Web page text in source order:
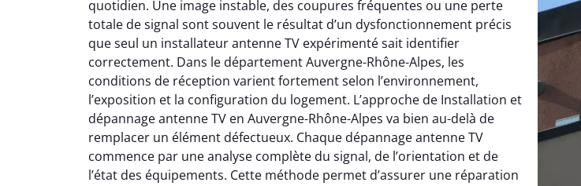
quotidien. Une image instable, des coupures fréquentes ou une perte
totale de signal sont souvent le résultat d’un dysfonctionnement précis
que seul un installateur antenne TV expérimenté sait identifier
correctement. Dans le département Auvergne-Rhône-Alpes, les
conditions de réception varient fortement selon l’environnement,
l’exposition et la configuration du logement. L’approche de Installation et
dépannage antenne TV en Auvergne-Rhône-Alpes va bien au-delà de
remplacer un élément défectueux. Chaque dépannage antenne TV
commence par une analyse complète du signal, de l’orientation et de
l’état des équipements. Cette méthode permet d’assurer une réparation